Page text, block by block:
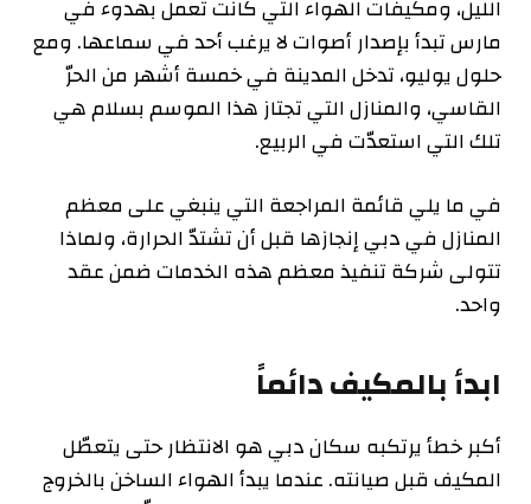
الليل، ومكيفات الهواء التي كانت تعمل بهدوء في
مارس تبدأ بإصدار أصوات لا يرغب أحد في سماعها. ومع
حلول يوليو، تدخل المدينة في خمسة أشهر من الحرّ
القاسي، والمنازل التي تجتاز هذا الموسم بسلام هي
تلك التي استعدّت في الربيع.
في ما يلي قائمة المراجعة التي ينبغي على معظم
المنازل في دبي إنجازها قبل أن تشتدّ الحرارة، ولماذا
تتولى شركة تنفيذ معظم هذه الخدمات ضمن عقد
واحد.
ابدأ بالمكيف دائماً
أكبر خطأ يرتكبه سكان دبي هو الانتظار حتى يتعطّل
المكيف قبل صيانته. عندما يبدأ الهواء الساخن بالخروج